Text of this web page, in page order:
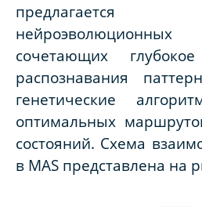
предлагается
сочетающих
распознавания
генетические
оптимальных
состояний. Схема
в MAS представлена на